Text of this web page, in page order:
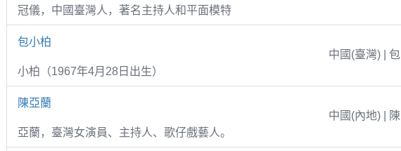
冠儀，中國臺灣人，著名主持人和平面模特
包小柏
中國(臺灣) | 包
小柏（1967年4月28日出生）
陳亞蘭
中國(內地) | 陳
亞蘭，臺灣女演員、主持人、歌仔戲藝人。